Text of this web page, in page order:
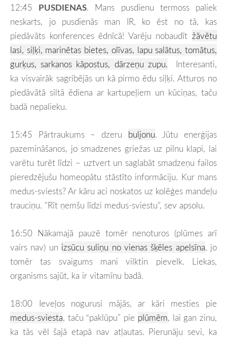
12:45 PUSDIENAS. Mans pusdienu termoss paliek
neskarts, jo pusdienās man IR, ko ēst no tā, kas
piedāvāts konferences ēdnīcā! Varēju nobaudīt žāvētu
lasi, siļķi, marinētas bietes, olīvas, lapu salātus, tomātus,
gurķus, sarkanos kāpostus, dārzeņu zupu. Interesanti,
ka visvairāk sagribējās un kā pirmo ēdu siļķi. Atturos no
piedāvātā siltā ēdiena ar kartupeļiem un kūciņas, taču
badā nepalieku.
15:45 Pārtraukums – dzeru buljonu. Jūtu enerģijas
pazemināšanos, jo smadzenes griežas uz pilnu klapi, lai
varētu turēt līdzi – uztvert un saglabāt smadzeņu failos
pieredzējušu homeopātu stāstīto informāciju. Kur mans
medus-sviests? Ar kāru aci noskatos uz kolēģes mandeļu
trauciņu. "Rīt ņemšu līdzi medus-sviestu", sev apsolu.
16:50 Nākamajā pauzē tomēr nenoturos (plūmes arī
vairs nav) un izsūcu suliņu no vienas šķēles apelsīna, jo
tomēr tas svaigums mani vilktin pievelk. Liekas,
organisms sajūt, ka ir vitamīnu badā.
18:00 Ieveļos nogurusi mājās, ar kāri mesties pie
medus-sviesta, taču “paklūpu” pie plūmēm, lai gan zinu,
ka tās vēl šajā etapā nav atļautas. Pierunāju sevi, ka